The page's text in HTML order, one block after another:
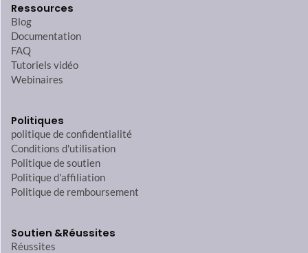
Ressources
Blog
Documentation
FAQ
Tutoriels vidéo
Webinaires
Politiques
politique de confidentialité
Conditions d'utilisation
Politique de soutien
Politique d'affiliation
Politique de remboursement
Soutien &Réussites
Réussites